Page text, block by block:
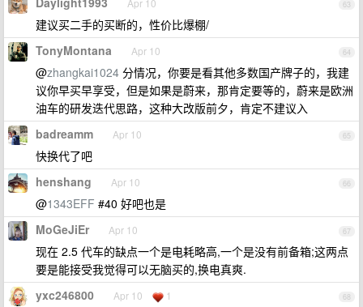
63
Apr 10
建议买二手的买断的，性价比爆棚/
64
TonyMontana Apr 10
@zhangkai1024 分情况，你要是看其他多数国产牌子的，我建
议你早买早享受，但是如果是蔚来，那肯定要等的，蔚来是欧洲
油车的研发迭代思路，这种大改版前夕，肯定不建议入
65
badreamm Apr 10
快换代了吧
66
henshang Apr 10
@1343EFF #40 好吧也是
67
MoGeJiEr Apr 10
现在 2.5 代车的缺点一个是电耗略高,一个是没有前备箱;这两点
要是能接受我觉得可以无脑买的,换电真爽.
68
yxc246800 Apr 10 1